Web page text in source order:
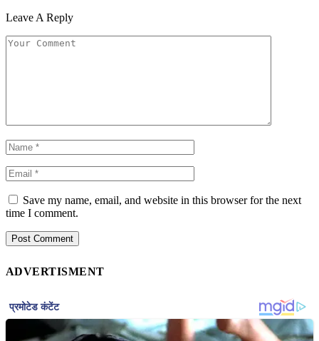
Leave A Reply
Save my name, email, and website in this browser for the next
time I comment.
ADVERTISMENT